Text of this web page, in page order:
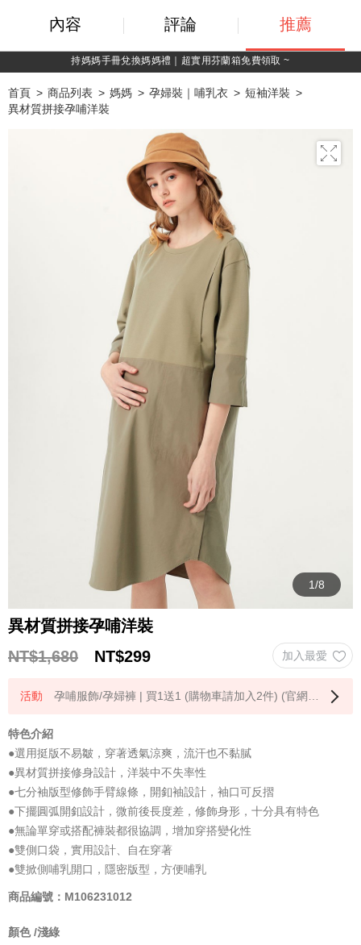
持媽媽手冊兌換媽媽禮｜超實用芬蘭箱免費領取 ~
首頁 商品列表 媽媽 孕婦裝｜哺乳衣
短袖洋裝
異材質拼接孕哺洋裝
異材質拼接孕哺洋裝
NT$1,680
NT$299
孕哺服飾/孕婦褲 | 買1送1 (購物車請加入2件) (官網限定)
特色介紹
●選用挺版不易皺，穿著透氣涼爽，流汗也不黏膩
●異材質拼接修身設計，洋裝中不失率性
●七分袖版型修飾手臂線條，開釦袖設計，袖口可反摺
●下擺圓弧開釦設計，微前後長度差，修飾身形，十分具有特色
●無論單穿或搭配褲裝都很協調，增加穿搭變化性
●雙側口袋，實用設計、自在穿著
●雙掀側哺乳開口，隱密版型，方便哺乳
商品編號：M106231012
顏色 /淺綠
內容 評論 推薦